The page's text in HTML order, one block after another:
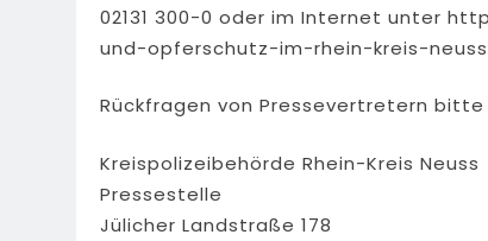
02131 300-0 oder im Internet unter
und-opferschutz-im-rhein-kreis-
Rückfragen von Pressevertretern bitte
Kreispolizeibehörde Rhein-Kreis Neuss
Pressestelle
Jülicher Landstraße 178